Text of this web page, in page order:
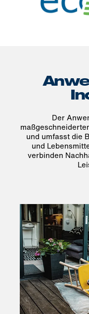
Der
und umfasst die
und
verbinden